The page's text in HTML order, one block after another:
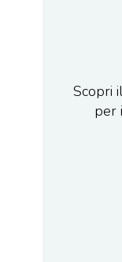
Scopri
per